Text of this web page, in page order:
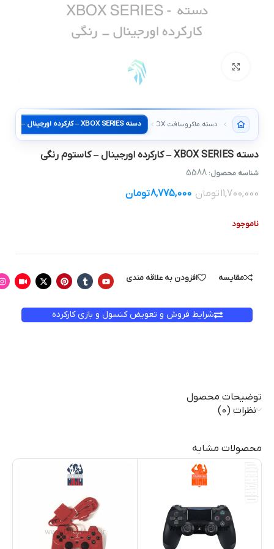
دسته ماکروسافت XBOX دسته XBOX SERIES – کارکرده اورجینال – کاستوم رنگی
دسته XBOX SERIES – کارکرده اورجینال – کاستوم رنگی
شناسه محصول: 5588
11,700,000تومان 8,775,000تومان
ناموجود
مقایسه افزودن به علاقه مندی
شرایط فروش و تعویض کنسول و بازی کارکرده
توضیحات محصول
نظرات (0)
محصولات مشابه